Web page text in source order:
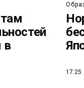
в
17:25